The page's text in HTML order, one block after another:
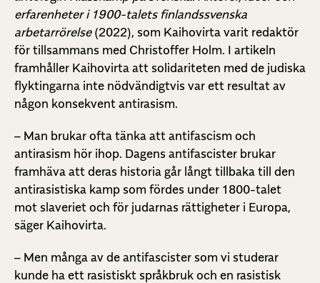
erfarenheter i 1900-talets finlandssvenska
arbetarrörelse(2022), som Kaihovirta varit redaktör
för tillsammans med Christoffer Holm. I artikeln
framhåller Kaihovirta att solidariteten med de judiska
flyktingarna inte nödvändigtvis var ett resultat av
någon konsekvent antirasism.
– Man brukar ofta tänka att antifascism och
antirasism hör ihop. Dagens antifascister brukar
framhäva att deras historia går långt tillbaka till den
antirasistiska kamp som fördes under 1800-talet
mot slaveriet och för judarnas rättigheter i Europa,
säger Kaihovirta.
– Men många av de antifascister som vi studerar
kunde ha ett rasistiskt språkbruk och en rasistisk